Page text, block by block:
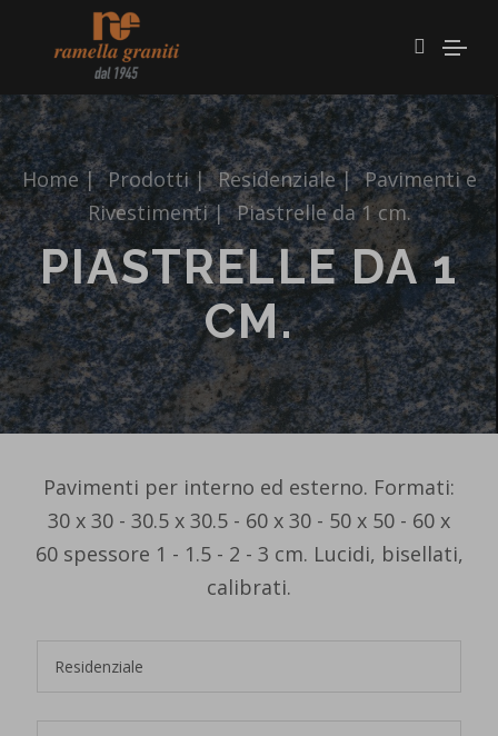
Home | Prodotti | Residenziale | Pavimenti e
Rivestimenti | Piastrelle da 1 cm.
PIASTRELLE DA 1
CM.
Pavimenti per interno ed esterno. Formati:
30 x 30 - 30.5 x 30.5 - 60 x 30 - 50 x 50 - 60 x
60 spessore 1 - 1.5 - 2 - 3 cm. Lucidi, bisellati,
calibrati.